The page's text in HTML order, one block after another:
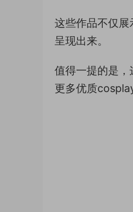
这些作品不仅
呈现出来。
值得一提的是，
更多优质